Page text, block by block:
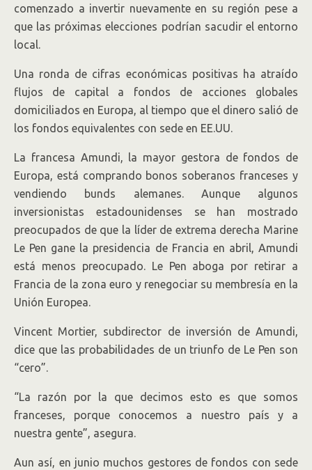
comenzado a invertir nuevamente en su región pese a
que las próximas elecciones podrían sacudir el entorno
local.
Una ronda de cifras económicas positivas ha atraído
flujos de capital a fondos de acciones globales
domiciliados en Europa, al tiempo que el dinero salió de
los fondos equivalentes con sede en EE.UU.
La francesa Amundi, la mayor gestora de fondos de
Europa, está comprando bonos soberanos franceses y
vendiendo bunds alemanes. Aunque algunos
inversionistas estadounidenses se han mostrado
preocupados de que la líder de extrema derecha Marine
Le Pen gane la presidencia de Francia en abril, Amundi
está menos preocupado. Le Pen aboga por retirar a
Francia de la zona euro y renegociar su membresía en la
Unión Europea.
Vincent Mortier, subdirector de inversión de Amundi,
dice que las probabilidades de un triunfo de Le Pen son
“cero”.
“La razón por la que decimos esto es que somos
franceses, porque conocemos a nuestro país y a
nuestra gente”, asegura.
Aun así, en junio muchos gestores de fondos con sede